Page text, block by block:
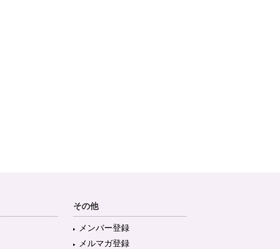
その他
メンバー登録
メルマガ登録